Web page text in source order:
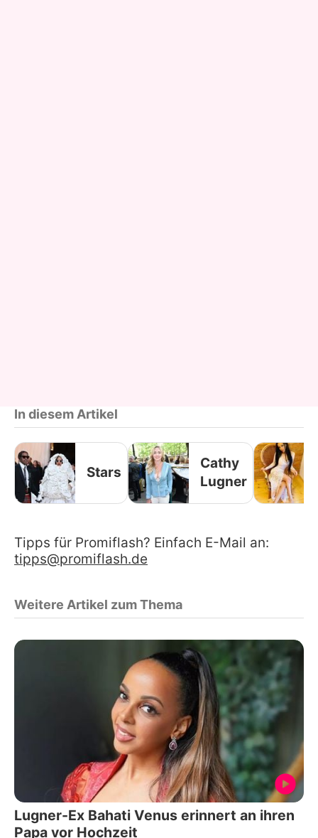
In diesem Artikel
Stars
Cathy
Lugner
Tipps für Promiflash? Einfach E-Mail an:
tipps@promiflash.de
Weitere Artikel zum Thema
Lugner-Ex Bahati Venus erinnert an ihren
Papa vor Hochzeit